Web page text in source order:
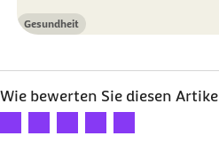
Kategorie
Gesundheit
Wie bewerten Sie diesen
Ihre Bewertung: 1 Stern
Ihre Bewertung: 2 Sterne
Ihre Bewertung: 3 Sterne
Ihre Bewertung: 4
Ihre Bewertung: